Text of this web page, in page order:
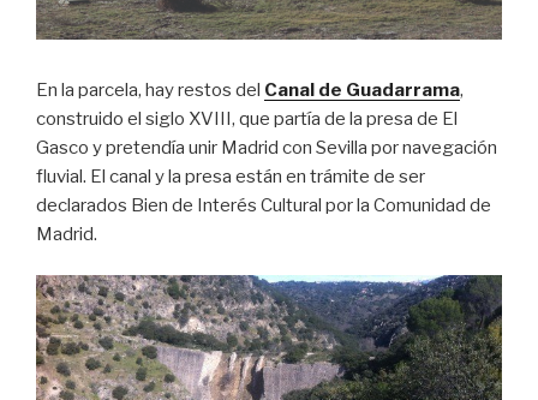
En la parcela, hay restos del Canal de Guadarrama,
construido el siglo XVIII, que partía de la presa de El
Gasco y pretendía unir Madrid con Sevilla por navegación
fluvial. El canal y la presa están en trámite de ser
declarados Bien de Interés Cultural por la Comunidad de
Madrid.